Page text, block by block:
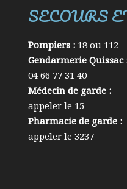
SECOURS
Pompiers :18 ou 112
Gendarmerie Quissac
04 66 77 31 40
Médecin de garde :
appeler le 15
Pharmacie de garde :
appeler le 3237